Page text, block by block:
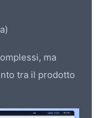
ma
tra il prodotto